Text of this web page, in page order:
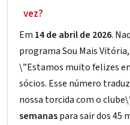
vez?
Em 14 de abril de 2026.
programa Sou Mais
\”Estamos muito felizes
sócios. Esse número
nossa torcida com o
semanaspara sair dos 45